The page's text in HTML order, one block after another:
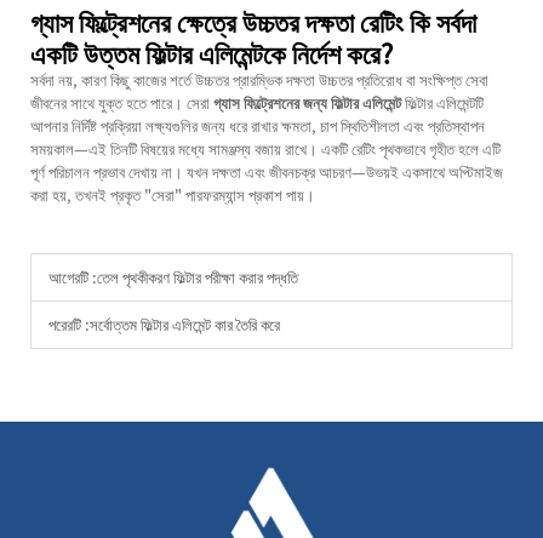
গ্যাস ফিল্ট্রেশনের ক্ষেত্রে উচ্চতর দক্ষতা রেটিং কি সর্বদা
একটি উত্তম ফিল্টার এলিমেন্টকে নির্দেশ করে?
সর্বদা নয়, কারণ কিছু কাজের শর্তে উচ্চতর প্রারম্ভিক দক্ষতা উচ্চতর প্রতিরোধ বা সংক্ষিপ্ত সেবা
জীবনের সাথে যুক্ত হতে পারে। সেরাগ্যাস ফিল্ট্রেশনের জন্য ফিল্টার এলিমেন্টফিল্টার এলিমেন্টটি
আপনার নির্দিষ্ট প্রক্রিয়া লক্ষ্যগুলির জন্য ধরে রাখার ক্ষমতা, চাপ স্থিতিশীলতা এবং প্রতিস্থাপন
সময়কাল—এই তিনটি বিষয়ের মধ্যে সামঞ্জস্য বজায় রাখে। একটি রেটিং পৃথকভাবে গৃহীত হলে এটি
পূর্ণ পরিচালন প্রভাব দেখায় না। যখন দক্ষতা এবং জীবনচক্র আচরণ—উভয়ই একসাথে অপ্টিমাইজ
করা হয়, তখনই প্রকৃত "সেরা" পারফরম্যান্স প্রকাশ পায়।
আগেরটি :তেল পৃথকীকরণ ফিল্টার পরীক্ষা করার পদ্ধতি
পরেরটি :সর্বোত্তম ফিল্টার এলিমেন্ট কার তৈরি করে